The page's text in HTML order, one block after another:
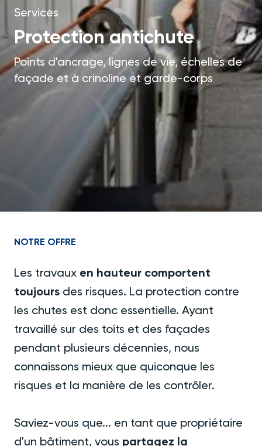
Services
Protection antichute
Points d'ancrage, lignes de vie, échelles de
façade et à crinoline et garde-corps
NOTRE OFFRE
Les travaux en hauteur comportent
toujours des risques. La protection contre
les chutes est donc essentielle. Ayant
travaillé sur des toits et des façades
pendant plusieurs décennies, nous
connaissons mieux que quiconque les
risques et la manière de les contrôler.
Saviez-vous que... en tant que propriétaire
d'un bâtiment, vous partagez la